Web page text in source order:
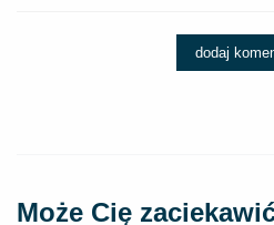
dodaj
Może Cię